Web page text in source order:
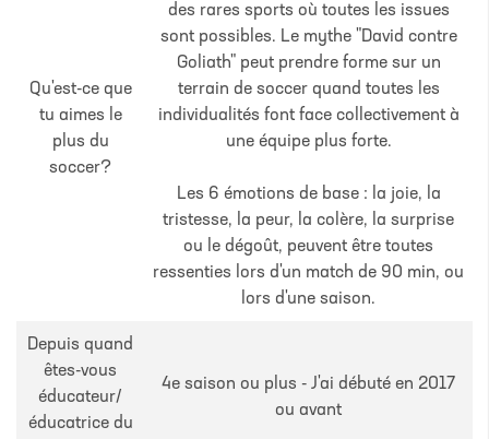
Qu'est-ce que
tu aimes le
plus du
soccer?
des rares sports où toutes les issues
sont possibles. Le mythe "David contre
Goliath" peut prendre forme sur un
terrain de soccer quand toutes les
individualités font face collectivement à
une équipe plus forte.
Les 6 émotions de base : la joie, la
tristesse, la peur, la colère, la surprise
ou le dégoût, peuvent être toutes
ressenties lors d'un match de 90 min, ou
lors d'une saison.
Depuis quand
êtes-vous
éducateur/
éducatrice du
4e saison ou plus - J'ai débuté en 2017
ou avant